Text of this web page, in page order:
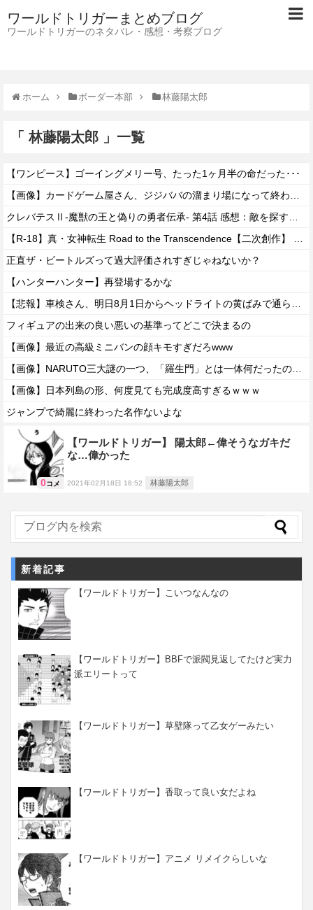
ワールドトリガーまとめブログ
ワールドトリガーのネタバレ・感想・考察ブログ
ホーム ボーダー本部 林藤陽太郎
「 林藤陽太郎 」一覧
【ワンピース】ゴーイングメリー号、たった1ヶ月半の命だった･･･
【画像】カードゲーム屋さん、ジジババの溜まり場になって終わるwwwwwwwwwwww
クレバテスⅡ-魔獣の王と偽りの勇者伝承- 第4話 感想：敵を探すよりトアの書を餌に誘き出す作戦！
【R-18】真・女神転生 Road to the Transcendence【二次創作】 第２０話
正直ザ・ビートルズって過大評価されすぎじゃねないか？
【ハンターハンター】再登場するかな
【悲報】車検さん、明日8月1日からヘッドライトの黄ばみで通らなくなる模様…
フィギュアの出来の良い悪いの基準ってどこで決まるの
【画像】最近の高級ミニバンの顔キモすぎだろwww
【画像】NARUTO三大謎の一つ、「羅生門」とは一体何だったのか！？
【画像】日本列島の形、何度見ても完成度高すぎるｗｗｗ
ジャンプで綺麗に終わった名作ないよな
0コメ
【ワールドトリガー】 陽太郎←偉そうなガキだ
な…偉かった
2021年02月18日 18:52 林藤陽太郎
新着記事
【ワールドトリガー】こいつなんなの
【ワールドトリガー】BBFで派閥見返してたけど実力
派エリートって
【ワールドトリガー】草壁隊って乙女ゲーみたい
【ワールドトリガー】香取って良い女だよね
【ワールドトリガー】アニメ リメイクらしいな